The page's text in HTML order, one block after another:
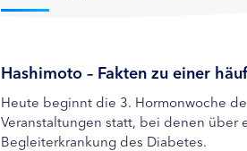
Hashimoto – Fakten zu einer
Heute beginnt die 3. Hormonwoche
Veranstaltungen statt, bei denen über
Begleiterkrankung des Diabetes.